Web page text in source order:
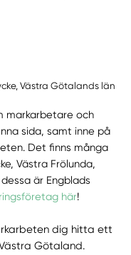
Västra Götalands län
markarbetare och
sida, samt inne på
Det finns många
Västra Frölunda,
är Engblads
här!
dig hitta ett
Götaland.